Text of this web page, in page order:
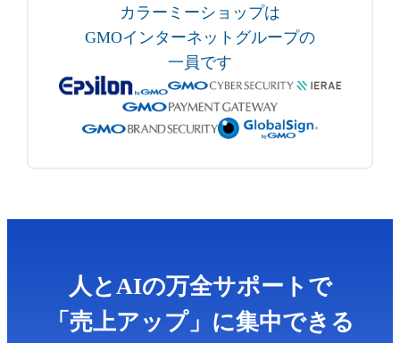
カラーミーショップは
GMOインターネットグループの
一員です
人とAIの万全サポートで
「売上アップ」に集中できる